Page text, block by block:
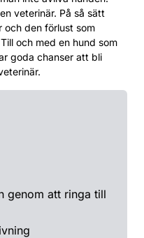
veterinär. På så sätt
och den förlust som
och med en hund som
goda chanser att bli
genom att ringa till